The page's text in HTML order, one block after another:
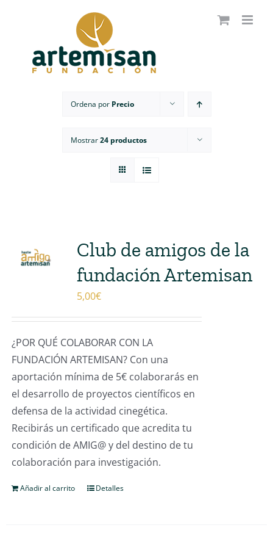
Ordena por Precio
Mostrar24 productos
Club de amigos de la
fundación Artemisan
5,00€
¿POR QUÉ COLABORAR CON LA
FUNDACIÓN ARTEMISAN? Con una
aportación mínima de 5€ colaborarás en
el desarrollo de proyectos científicos en
defensa de la actividad cinegética.
Recibirás un certificado que acredita tu
condición de AMIG@ y del destino de tu
colaboración para investigación.
Añadir al carrito Detalles